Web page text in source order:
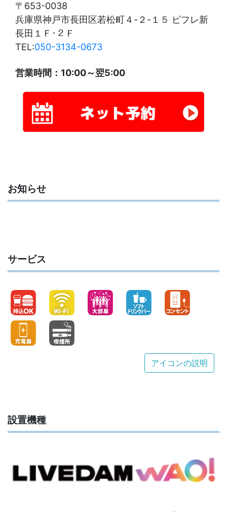
〒653-0038
兵庫県神戸市長田区若松町４-２-１５ ピフレ新
長田１Ｆ･２Ｆ
TEL:050-3134-0673
営業時間：10:00～翌5:00
お知らせ
サービス
アイコンの説明
設置機種